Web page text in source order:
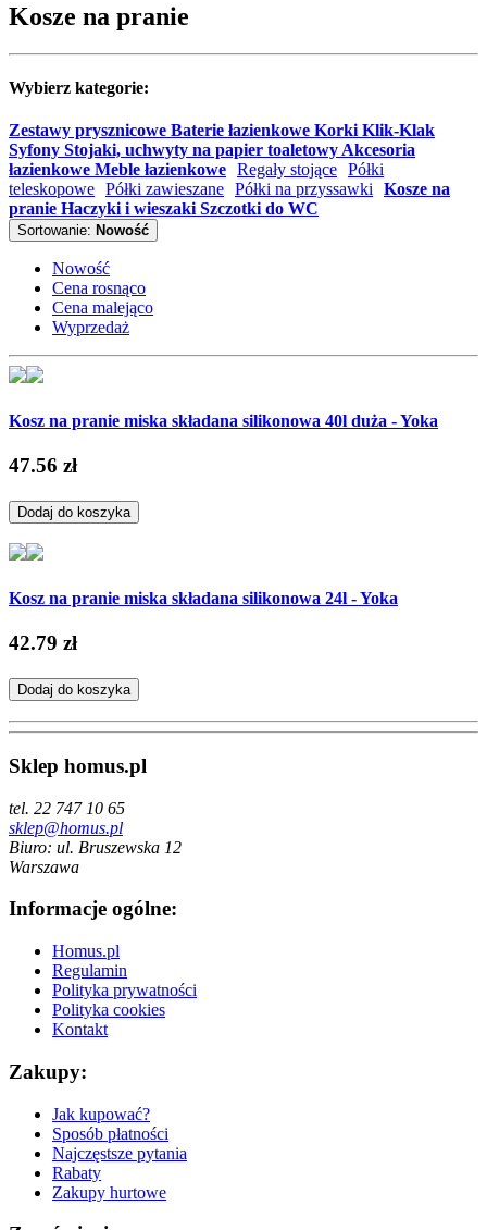
Kosze na pranie
Wybierz kategorie:
Zestawy prysznicowe Baterie łazienkowe Korki Klik-Klak
Syfony Stojaki, uchwyty na papier toaletowy Akcesoria
łazienkowe Meble łazienkowe Regały stojące Półki
teleskopowe Półki zawieszane Półki na przyssawki
Kosze na
pranie Haczyki i wieszaki Szczotki do WC
Sortowanie: Nowość
Nowość
Cena rosnąco
Cena malejąco
Wyprzedaż
Kosz na pranie miska składana silikonowa 40l duża - Yoka
47.56 zł
Dodaj do koszyka
Kosz na pranie miska składana silikonowa 24l - Yoka
42.79 zł
Dodaj do koszyka
Sklep homus.pl
tel. 22 747 10 65
sklep@homus.pl
Biuro: ul. Bruszewska 12
Warszawa
Informacje ogólne:
Homus.pl
Regulamin
Polityka prywatności
Polityka cookies
Kontakt
Zakupy:
Jak kupować?
Sposób płatności
Najczęstsze pytania
Rabaty
Zakupy hurtowe